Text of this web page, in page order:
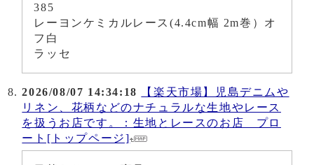
385
レーヨンケミカルレース(4.4cm幅 2m巻）オ
フ白
ラッセ
2026/08/07 14:34:18
【楽天市場】児島デニムや
リネン、花柄などのナチュラルな生地やレース
を扱うお店です。：生地とレースのお店 プロ
ート[トップページ]